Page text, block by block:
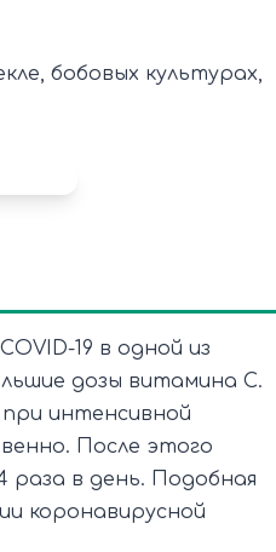
бобовых культурах,
19 в одной из
дозы витамина С.
интенсивной
После этого
раза в день. Подобная
коронавирусной